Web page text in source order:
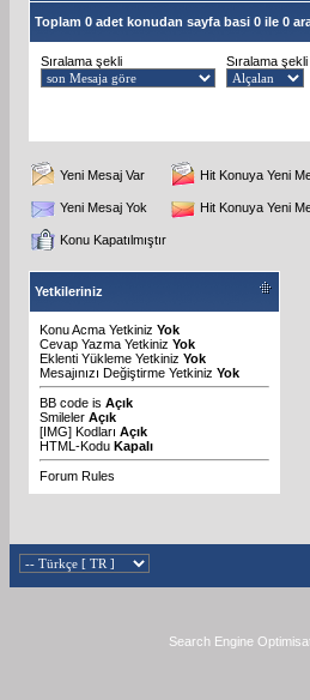
Toplam 0 adet konudan sayfa basi 0 ile 0
Sıralama şekli Sıralama şekli
Yeni Mesaj Var Hit Konuya Yeni
Yeni Mesaj Yok Hit Konuya Yeni
Konu Kapatılmıştır
Yetkileriniz
Konu Acma Yetkiniz Yok
Cevap Yazma Yetkiniz Yok
Eklenti Yükleme Yetkiniz Yok
Mesajınızı Değiştirme Yetkiniz Yok
BB code is Açık
Smileler Açık
[IMG] Kodları Açık
HTML-Kodu Kapalı
Forum Rules
Search Engine